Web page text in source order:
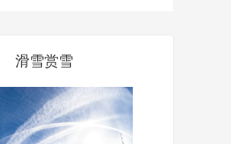
滑雪赏雪